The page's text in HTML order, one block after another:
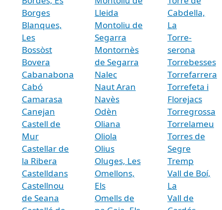
Borges
Blanques,
Les
Bossòst
Bovera
Cabanabona
Cabó
Camarasa
Canejan
Castell de
Mur
Castellar de
la Ribera
Castelldans
Castellnou
de Seana
Lleida
Montoliu de
Segarra
Montornès
de Segarra
Nalec
Naut Aran
Navès
Odèn
Oliana
Oliola
Olius
Oluges, Les
Omellons,
Els
Omells de
Cabdella,
La
Torre-
serona
Torrebesses
Torrefarrera
Torrefeta i
Florejacs
Torregrossa
Torrelameu
Torres de
Segre
Tremp
Vall de Boí,
La
Vall de